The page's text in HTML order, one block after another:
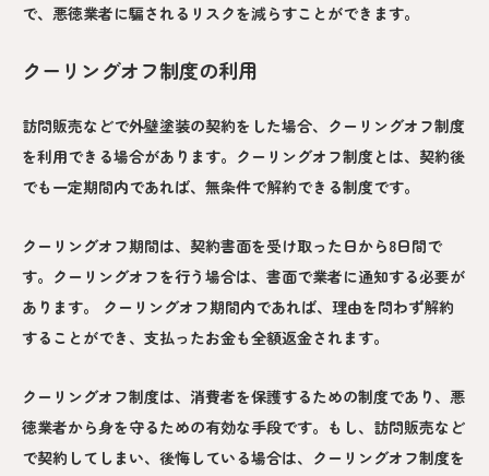
で、悪徳業者に騙されるリスクを減らすことができます。
クーリングオフ制度の利用
訪問販売などで外壁塗装の契約をした場合、クーリングオフ制度
を利用できる場合があります。クーリングオフ制度とは、契約後
でも一定期間内であれば、無条件で解約できる制度です。
クーリングオフ期間は、契約書面を受け取った日から8日間で
す。クーリングオフを行う場合は、書面で業者に通知する必要が
あります。 クーリングオフ期間内であれば、理由を問わず解約
することができ、支払ったお金も全額返金されます。
クーリングオフ制度は、消費者を保護するための制度であり、悪
徳業者から身を守るための有効な手段です。もし、訪問販売など
で契約してしまい、後悔している場合は、クーリングオフ制度を